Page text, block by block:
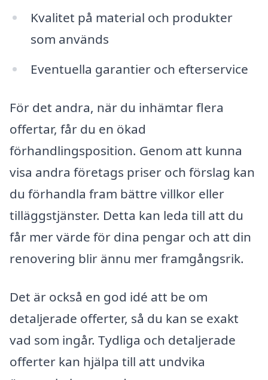
Kvalitet på material och produkter
som används
Eventuella garantier och efterservice
För det andra, när du inhämtar flera
offertar, får du en ökad
förhandlingsposition. Genom att kunna
visa andra företags priser och förslag kan
du förhandla fram bättre villkor eller
tilläggstjänster. Detta kan leda till att du
får mer värde för dina pengar och att din
renovering blir ännu mer framgångsrik.
Det är också en god idé att be om
detaljerade offerter, så du kan se exakt
vad som ingår. Tydliga och detaljerade
offerter kan hjälpa till att undvika